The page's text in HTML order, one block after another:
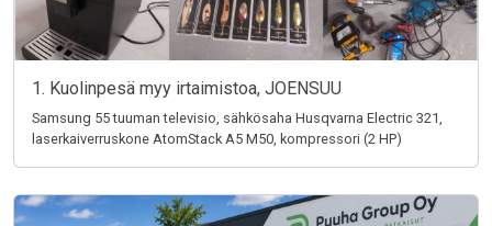
1. Kuolinpesä myy irtaimistoa, JOENSUU
Samsung 55 tuuman televisio, sähkösaha Husqvarna Electric 321,
laserkaiverruskone AtomStack A5 M50, kompressori (2 HP)